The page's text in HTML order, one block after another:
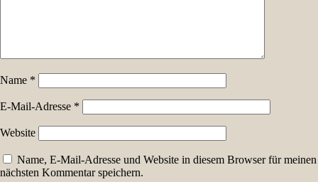
Name *
E-Mail-Adresse *
Website
Name, E-Mail-Adresse und Website in diesem Browser für meinen
nächsten Kommentar speichern.